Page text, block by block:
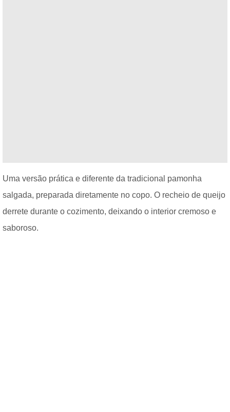
Uma versão prática e diferente da tradicional pamonha
salgada, preparada diretamente no copo. O recheio de queijo
derrete durante o cozimento, deixando o interior cremoso e
saboroso.